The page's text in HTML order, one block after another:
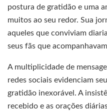
postura de gratidão e uma
muitos ao seu redor. Sua
aqueles que conviviam
seus fãs que
A multiplicidade de
redes sociais evidenciam
gratidão inexorável. A
recebido e as orações